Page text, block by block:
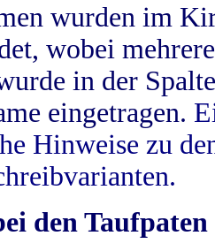
wurden im
wobei
in der
eingetragen.
Hinweise zu
den Taufpaten